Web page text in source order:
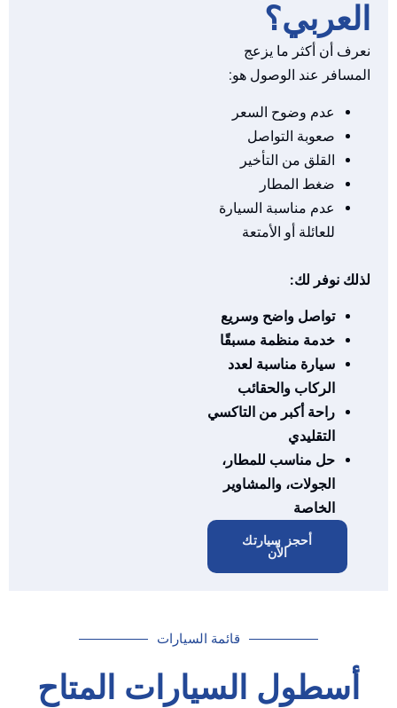
أن أكثر ما يزعج
عند الوصول هو:
عدم وضوح السعر
صعوبة التواصل
القلق من التأخير
ضغط المطار
عدم مناسبة السيارة
للعائلة أو الأمتعة
نوفر لك:
تواصل واضح وسريع
خدمة منظمة مسبقًا
سيارة مناسبة لعدد
الركاب والحقائب
راحة أكبر من التاكسي
التقليدي
حل مناسب للمطار،
الجولات، والمشاوير
الخاصة
أحجز سيارتك
قائمة السيارات
أسطول السيارات المتاح